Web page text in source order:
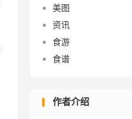
美图
资讯
食游
食谱
作者介绍